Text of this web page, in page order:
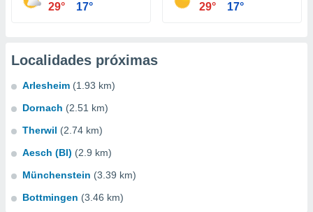
29° 17° 29° 17°
Localidades próximas
Arlesheim (1.93 km)
Dornach (2.51 km)
Therwil (2.74 km)
Aesch (Bl) (2.9 km)
Münchenstein (3.39 km)
Bottmingen (3.46 km)